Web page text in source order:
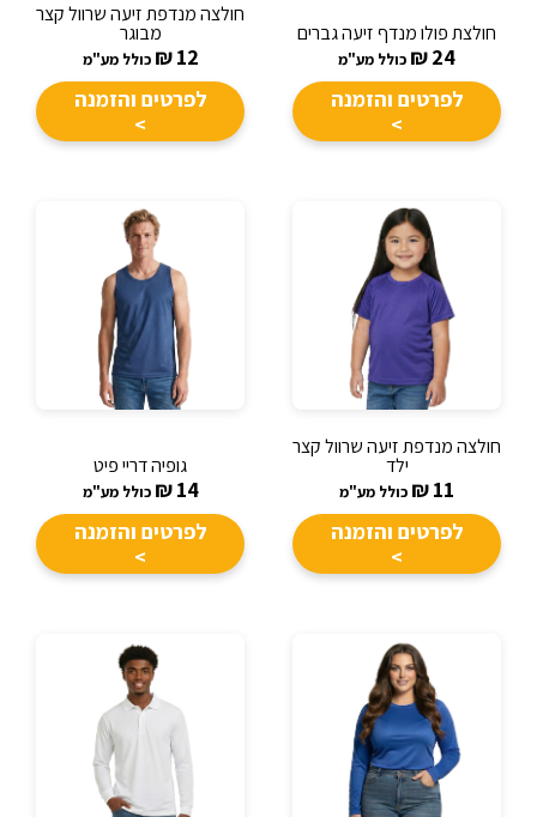
חולצת פולו מנדף זיעה גברים
24
₪ כולל מע"מ
לפרטים והזמנה
>
חולצה מנדפת זיעה שרוול קצר
מבוגר
12
₪ כולל מע"מ
לפרטים והזמנה
>
חולצה מנדפת זיעה שרוול קצר
ילד
11
₪ כולל מע"מ
לפרטים והזמנה
>
גופיה דריי פיט
14
₪ כולל מע"מ
לפרטים והזמנה
>